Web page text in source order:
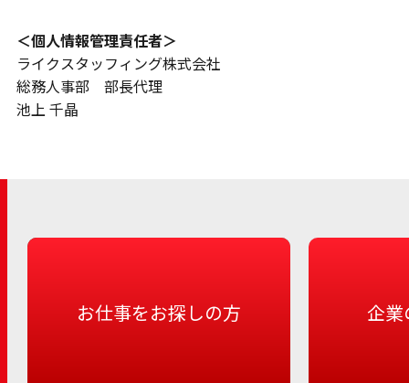
＜個人情報管理責任者＞
ライクスタッフィング株式会社
総務人事部 部長代理
池上 千晶
お仕事をお探しの方 企